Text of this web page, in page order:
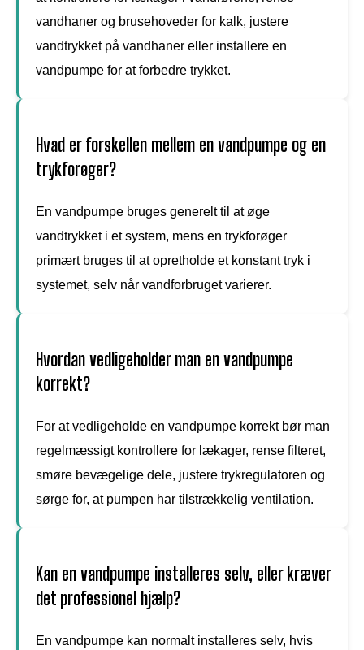
vandhaner og brusehoveder for kalk, justere
vandtrykket på vandhaner eller installere en
vandpumpe for at forbedre trykket.
Hvad er forskellen mellem en vandpumpe og en
trykforøger?
En vandpumpe bruges generelt til at øge
vandtrykket i et system, mens en trykforøger
primært bruges til at opretholde et konstant tryk i
systemet, selv når vandforbruget varierer.
Hvordan vedligeholder man en vandpumpe
korrekt?
For at vedligeholde en vandpumpe korrekt bør man
regelmæssigt kontrollere for lækager, rense filteret,
smøre bevægelige dele, justere trykregulatoren og
sørge for, at pumpen har tilstrækkelig ventilation.
Kan en vandpumpe installeres selv, eller kræver
det professionel hjælp?
En vandpumpe kan normalt installeres selv, hvis